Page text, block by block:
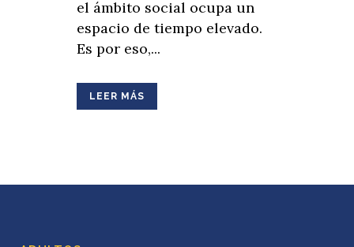
el ámbito social ocupa un
espacio de tiempo elevado.
Es por eso,...
LEER MÁS